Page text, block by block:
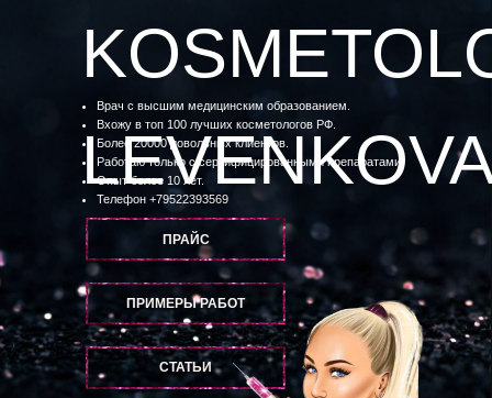
Врач с высшим медицинским образованием.
Вхожу в топ 100 лучших косметологов РФ.
Более 20000 довольных клиентов.
Работаю только с сертифицированными препаратами.
Опыт более 10 лет.
Телефон +79522393569
ПРАЙС
ПРИМЕРЫ РАБОТ
СТАТЬИ